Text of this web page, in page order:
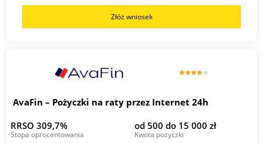
Złóż wniosek
AvaFin – Pożyczki na raty przez Internet 24h
RRSO 309,7%
Stopa oprocentowania
od 500 do 15 000 zł
Kwota pożyczki